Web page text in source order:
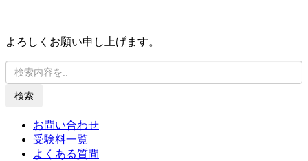
よろしくお願い申し上げます。
検索
お問い合わせ
受験料一覧
よくある質問